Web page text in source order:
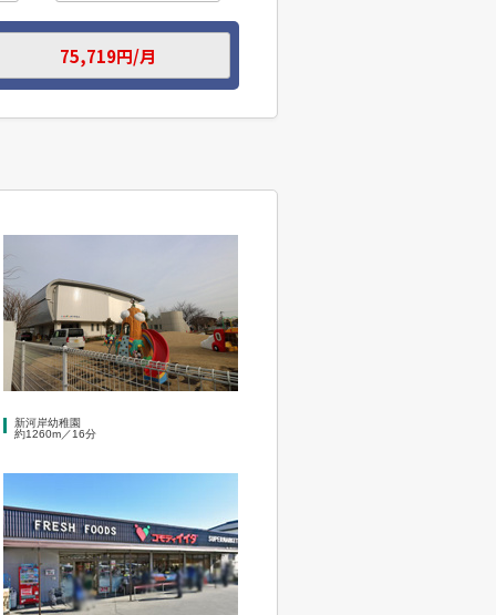
新河岸幼稚園
約1260m／16分